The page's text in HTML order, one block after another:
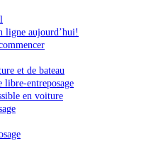
ligne aujourd’hui!
et de bateau
libre-entreposage
en voiture